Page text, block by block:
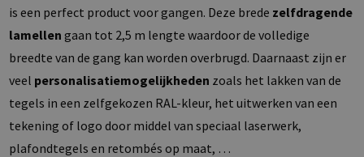
is een perfect product voor gangen. Deze brede zelfdragende
lamellen gaan tot 2,5 m lengte waardoor de volledige
breedte van de gang kan worden overbrugd. Daarnaast zijn er
veel personalisatiemogelijkheden zoals het lakken van de
tegels in een zelfgekozen RAL-kleur, het uitwerken van een
tekening of logo door middel van speciaal laserwerk,
plafondtegels en retombés op maat, …